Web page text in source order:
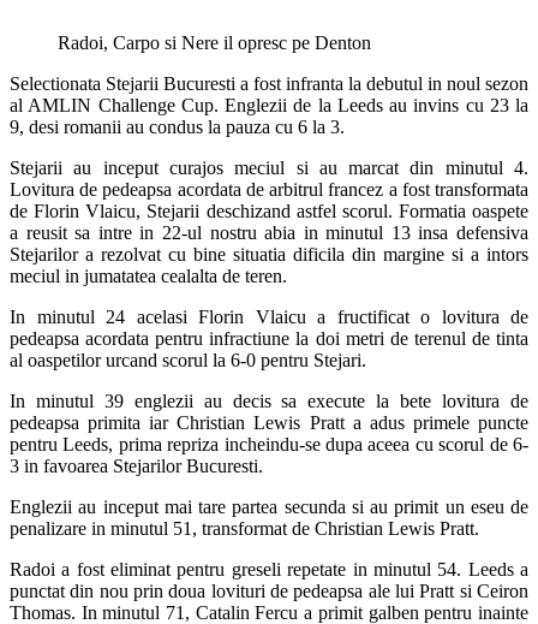
Radoi, Carpo si Nere il opresc pe Denton
Selectionata Stejarii Bucuresti a fost infranta la debutul in noul sezon
al AMLIN Challenge Cup. Englezii de la Leeds au invins cu 23 la
9, desi romanii au condus la pauza cu 6 la 3.
Stejarii au inceput curajos meciul si au marcat din minutul 4.
Lovitura de pedeapsa acordata de arbitrul francez a fost transformata
de Florin Vlaicu, Stejarii deschizand astfel scorul. Formatia oaspete
a reusit sa intre in 22-ul nostru abia in minutul 13 insa defensiva
Stejarilor a rezolvat cu bine situatia dificila din margine si a intors
meciul in jumatatea cealalta de teren.
In minutul 24 acelasi Florin Vlaicu a fructificat o lovitura de
pedeapsa acordata pentru infractiune la doi metri de terenul de tinta
al oaspetilor urcand scorul la 6-0 pentru Stejari.
In minutul 39 englezii au decis sa execute la bete lovitura de
pedeapsa primita iar Christian Lewis Pratt a adus primele puncte
pentru Leeds, prima repriza incheindu-se dupa aceea cu scorul de 6-
3 in favoarea Stejarilor Bucuresti.
Englezii au inceput mai tare partea secunda si au primit un eseu de
penalizare in minutul 51, transformat de Christian Lewis Pratt.
Radoi a fost eliminat pentru greseli repetate in minutul 54. Leeds a
punctat din nou prin doua lovituri de pedeapsa ale lui Pratt si Ceiron
Thomas. In minutul 71, Catalin Fercu a primit galben pentru inainte